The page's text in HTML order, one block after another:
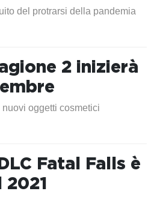
del protrarsi della pandemia
2 inizierà
oggetti cosmetici
Fatal Falls è
2021